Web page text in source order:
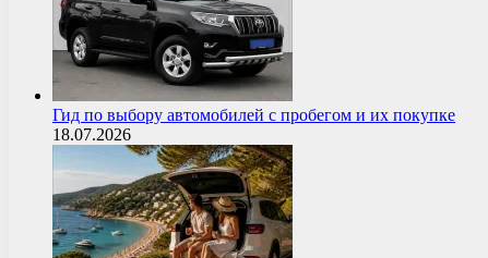
Гид по выбору автомобилей с пробегом и их покупке
18.07.2026